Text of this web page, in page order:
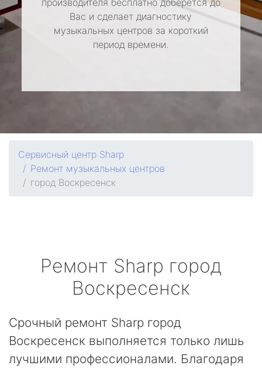
производителя бесплатно доберется до
Вас и сделает диагностику
музыкальных центров за короткий
период времени.
Сервисный центр Sharp
Ремонт музыкальных центров
город Воскресенск
Ремонт Sharp город
Воскресенск
Срочный ремонт Sharp город
Воскресенск выполняется только лишь
лучшими профессионалами. Благодаря